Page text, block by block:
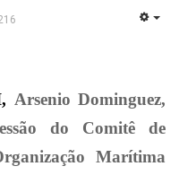
Arsenio Dominguez,
do Comitê de
Marítima